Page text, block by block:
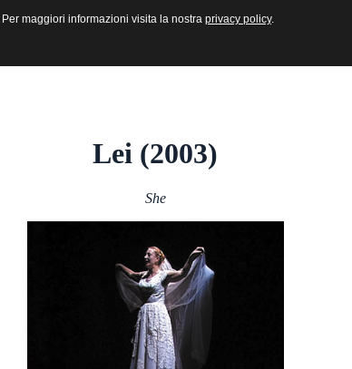
Lei (2003)
She
maggiori informazioni visita la nostra privacy policy.
maggiori informazioni visita la nostra privacy policy.